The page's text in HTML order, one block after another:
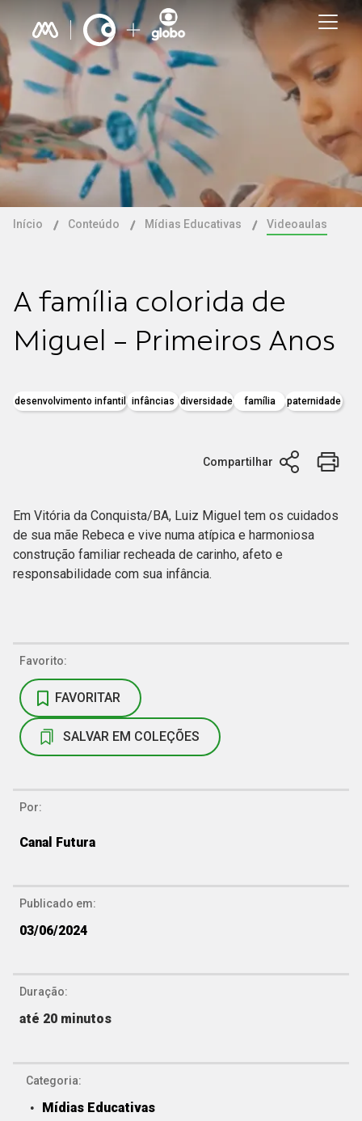
Início Conteúdo Mídias Educativas Videoaulas
A família colorida de
Miguel - Primeiros Anos
desenvolvimento infantil infâncias diversidade família paternidade
Compartilhar
Em Vitória da Conquista/BA, Luiz Miguel tem os cuidados
de sua mãe Rebeca e vive numa atípica e harmoniosa
construção familiar recheada de carinho, afeto e
responsabilidade com sua infância.
Favorito:
FAVORITAR
SALVAR EM COLEÇÕES
Por:
Canal Futura
Publicado em:
03/06/2024
Duração:
até 20 minutos
Categoria:
Mídias Educativas